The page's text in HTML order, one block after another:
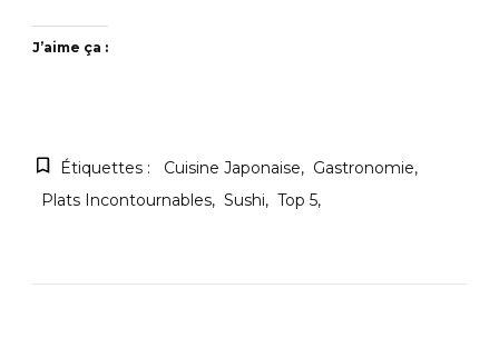
J’aime ça :
Étiquettes : Cuisine Japonaise
Gastronomie
Plats Incontournables
Sushi Top 5